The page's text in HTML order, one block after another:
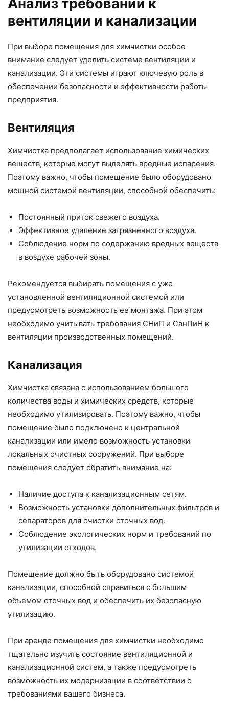
вентиляции и канализации
При выборе помещения для химчистки особое
внимание следует уделить системе вентиляции и
канализации. Эти системы играют ключевую роль в
обеспечении безопасности и эффективности работы
предприятия.
Вентиляция
Химчистка предполагает использование химических
веществ, которые могут выделять вредные испарения.
Поэтому важно, чтобы помещение было оборудовано
мощной системой вентиляции, способной обеспечить:
Постоянный приток свежего воздуха.
Эффективное удаление загрязненного воздуха.
Соблюдение норм по содержанию вредных веществ
в воздухе рабочей зоны.
Рекомендуется выбирать помещения с уже
установленной вентиляционной системой или
предусмотреть возможность ее монтажа. При этом
необходимо учитывать требования СНиП и СанПиН к
вентиляции производственных помещений.
Канализация
Химчистка связана с использованием большого
количества воды и химических средств, которые
необходимо утилизировать. Поэтому важно, чтобы
помещение было подключено к центральной
канализации или имело возможность установки
локальных очистных сооружений. При выборе
помещения следует обратить внимание на:
Наличие доступа к канализационным сетям.
Возможность установки дополнительных фильтров и
сепараторов для очистки сточных вод.
Соблюдение экологических норм и требований по
утилизации отходов.
Помещение должно быть оборудовано системой
канализации, способной справиться с большим
объемом сточных вод и обеспечить их безопасную
утилизацию.
При аренде помещения для химчистки необходимо
тщательно изучить состояние вентиляционной и
канализационной систем, а также предусмотреть
возможность их модернизации в соответствии с
требованиями вашего бизнеса.